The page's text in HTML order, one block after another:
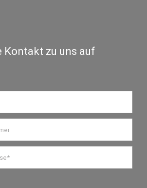
Kontakt zu uns auf